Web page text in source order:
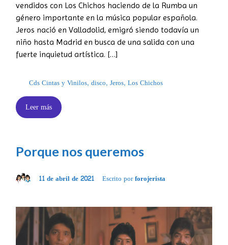
vendidos con Los Chichos haciendo de la Rumba un
género importante en la música popular española.
Jeros nació en Valladolid, emigró siendo todavía un
niño hasta Madrid en busca de una salida con una
fuerte inquietud artística. […]
Cds Cintas y Vinilos, disco, Jeros, Los Chichos
Leer más
Porque nos queremos
11 de abril de 2021 Escrito porforojerista